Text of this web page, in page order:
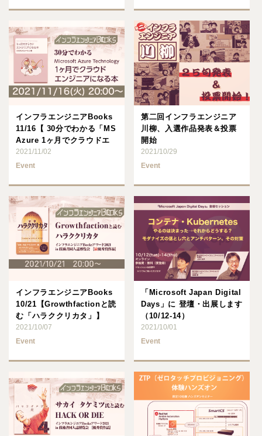
インフラエンジニアBooks
11/16【 30分でわかる「MS
Azure 1ヶ月でクラウドエ
ンジ･･･
2021/11/02
Event
第二回インフラエンジニア
川柳、入選作品発表＆投票
開始
2021/10/29
Event
インフラエンジニアBooks
10/21【Growthfactionと読
む「ハラククリカタ」】
2021/10/07
Event
「Microsoft Japan Digital
Days」に 登壇・出展します
（10/12-14）
2021/10/01
Event